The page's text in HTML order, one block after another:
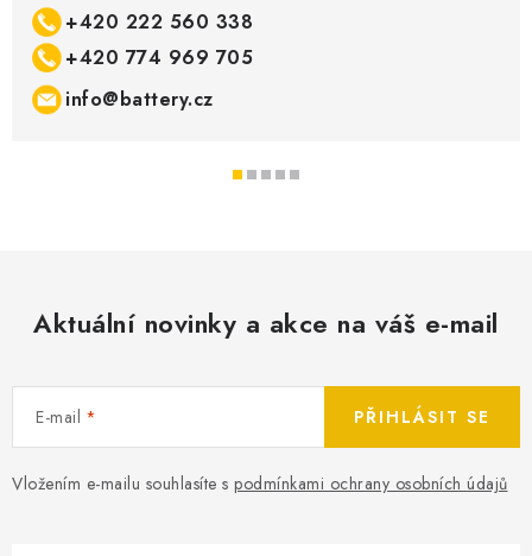
+420 222 560 338
+420 774 969 705
info@battery.cz
Aktuální novinky a akce na váš e-mail
E-mail
Vložením e-mailu souhlasíte s podmínkami ochrany osobních údajů
PŘIHLÁSIT SE